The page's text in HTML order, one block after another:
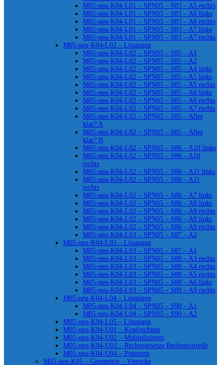
M05-neu-K04-L01 – SPN05 – S83 – A5 rechts
M05-neu-K04-L01 – SPN05 – S83 – A6 links
M05-neu-K04-L01 – SPN05 – S83 – A6 rechts
M05-neu-K04-L01 – SPN05 – S83 – A7 links
M05-neu-K04-L01 – SPN05 – S83 – A7 rechts
M05-neu-K04-L02 – Lösungen
M05-neu-K04-L02 – SPN05 – S85 – A1
M05-neu-K04-L02 – SPN05 – S85 – A2
M05-neu-K04-L02 – SPN05 – S85 – A4 links
M05-neu-K04-L02 – SPN05 – S85 – A5 links
M05-neu-K04-L02 – SPN05 – S85 – A5 rechts
M05-neu-K04-L02 – SPN05 – S85 – A6 links
M05-neu-K04-L02 – SPN05 – S85 – A6 rechts
M05-neu-K04-L02 – SPN05 – S85 – A7 rechts
M05-neu-K04-L02 – SPN05 – S85 – Alles
klar? A
M05-neu-K04-L02 – SPN05 – S85 – Alles
klar? B
M05-neu-K04-L02 – SPN05 – S86 – A10 links
M05-neu-K04-L02 – SPN05 – S86 – A10
rechts
M05-neu-K04-L02 – SPN05 – S86 – A11 links
M05-neu-K04-L02 – SPN05 – S86 – A11
rechts
M05-neu-K04-L02 – SPN05 – S86 – A7 links
M05-neu-K04-L02 – SPN05 – S86 – A8 links
M05-neu-K04-L02 – SPN05 – S86 – A8 rechts
M05-neu-K04-L02 – SPN05 – S86 – A9 links
M05-neu-K04-L02 – SPN05 – S86 – A9 rechts
M05-neu-K04-L03 – SPN05 – S87 – A2
M05-neu-K04-L03 – Lösungen
M05-neu-K04-L03 – SPN05 – S87 – A1
M05-neu-K04-L03 – SPN05 – S88 – A3 rechts
M05-neu-K04-L03 – SPN05 – S88 – A4 rechts
M05-neu-K04-L03 – SPN05 – S88 – A5 rechts
M05-neu-K04-L03 – SPN05 – S88 – A6 links
M05-neu-K04-L03 – SPN05 – S89 – A9 rechts
M05-neu-K04-L04 – Lösungen
M05-neu-K04-L04 – SPN05 – S90 – A1
M05-neu-K04-L04 – SPN05 – S90 – A2
M05-neu-K04-L05 – Lösungen
M05-neu-K04-U01 – Kopfrechnen
M05-neu-K04-U02 – Multiplizieren
M05-neu-K04-U03 – Rechengesetze Rechenvorteile
M05-neu-K04-U04 – Potenzen
M05-neu-K05 – Geometrie – Vierecke